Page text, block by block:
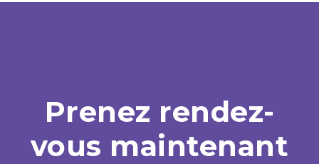
Prenez rendez-
vous maintenant